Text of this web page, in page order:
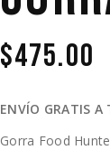
$475.00
ENVÍO GRATIS A
Gorra Food